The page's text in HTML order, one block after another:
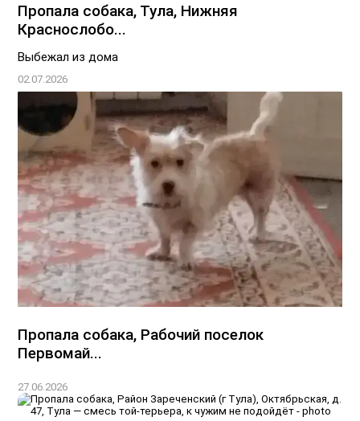
Пропала собака, Тула, Нижняя
Краснослобо...
Выбежал из дома
02.07.2026
Пропала собака, Рабочий поселок
Первомай...
27.06.2026